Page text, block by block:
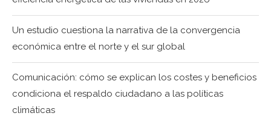
Un estudio cuestiona la narrativa de la convergencia
económica entre el norte y el sur global
Comunicación: cómo se explican los costes y beneficios
condiciona el respaldo ciudadano a las políticas
climáticas